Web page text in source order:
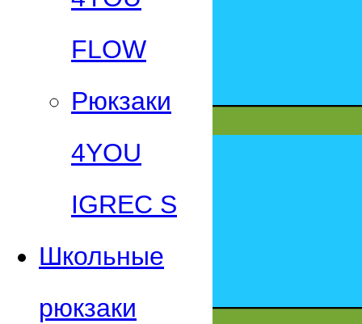
FLOW
Рюкзаки
4YOU
IGREC S
Школьные
рюкзаки